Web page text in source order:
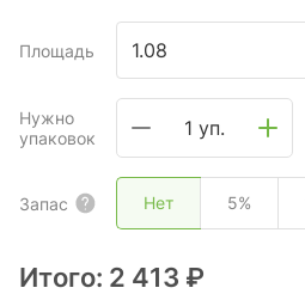
Площадь
Нужно
упаковок
1 уп.
Запас Нет 5%
Итого: 2 413 ₽